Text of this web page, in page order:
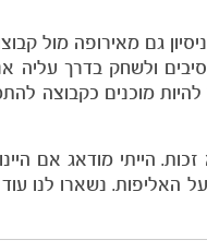
גם מאירופה מול
ולשחק בדרך עליה
מוכנים כקבוצה